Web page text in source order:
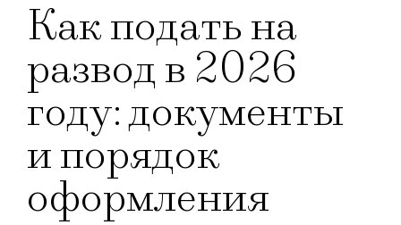
Как подать на
развод в 2026
году: документы
и порядок
оформления